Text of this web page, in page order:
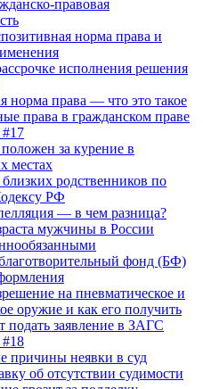
правовая
норма права и
исполнения решения
норма права — что это такое
права в гражданском праве
#17
за курение в
местах
родственников по
РФ
— в чем разница?
мужчины в России
фонд (БФ)
на пневматическое и
оружие и как его получить
подать заявление в ЗАГС
#18
причины неявки в суд
об отсутствии судимости